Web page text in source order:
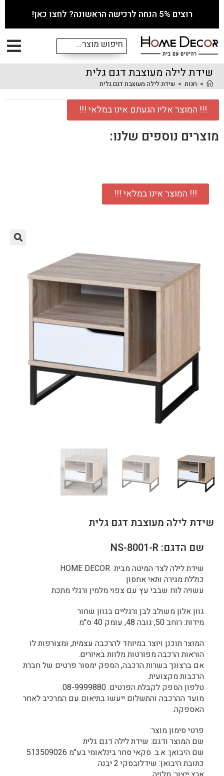
רוצים 5% הנחה לרכישה הראשונה? לחצו כאן!
שידת לילה מעוצבת דגם גלית
> חנות > שידת לילה מעוצבת דגם גלית
!!! המוצר אליו הגעתם אינו במלאי !!!
מוצרים נוספים שלנו:
!!! המוצר אינו במלאי !!!
שידת לילה מעוצבת דגם גלית
שם הדגם: NS-8001-R
שידת לילה לצד המיטה מבית HOME DECOR
כוללת מגירה ותאי אחסון
עשויה לוח שבבי עץ עם צפוי מלמין ורגלי מתכת
גוון אלון משולב לבן ורגליים בגוון שחור
מידות: רוחב 50, גובה 48, עומק 40 ס"מ
המוצר תוכנן ויוצר במיוחד להרכבה עצמית, ומצורפות לו
הוראות הרכבה מפורטות מלוות באיורים.
אם ברצונך בשרות הרכבה, הספק ימסור פרטים של חברת
הרכבות מקצועית.
טלפון הספק לקבלת הפרטים: 08-9999880.
מועד ההרכבה והתשלום ייעשו בתיאום עם המרכיב לאחר
האספקה.
פרטי סימון מוצר:
שם המוצר ודגם: שידת לילה דגם גלית
שם היבואן: א.ב. סקאי סחר בינלאומי בע"מ 513509026
כתובת היבואן: שידלובסקי 2 יבנה